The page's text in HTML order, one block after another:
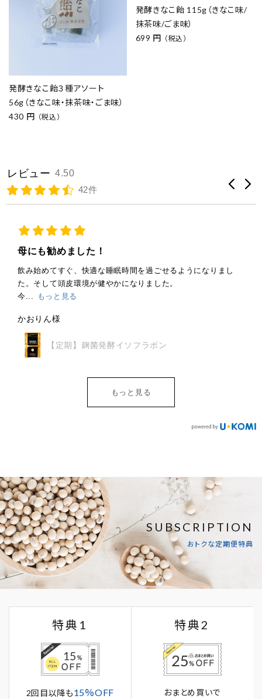
発酵きなこ飴３種アソート
56g（きなこ味・抹茶味・ごま味）
430 円 （税込）
発酵きなこ飴 115g（きなこ味/
抹茶味/ごま味）
699 円 （税込）
レビュー 4.50
42件
母にも勧めました！
飲み始めてすぐ、快適な睡眠時間を過ごせるようになりまし
た。そして頭皮環境が健やかになりました。
今...
もっと見る
かおりん様
【定期】麹菌発酵イソフラボン
もっと見る
SUBSCRIPTION
おトクな定期便特典
特典1
2回目以降も15％OFF
特典2
おまとめ買いで